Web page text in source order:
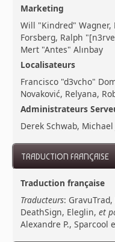
Marketing
Will "Kindred" Wagner,
Forsberg, Ralph
Mert "Antes" Alınbay
Localisateurs
Francisco "d3vcho"
Novaković, Relyana,
Administrateurs
Derek Schwab,
TRADUCTION FRANÇAISE
Traduction française
Traducteurs:
DeathSign, Eleglin,et
Alexandre P., Sparcool